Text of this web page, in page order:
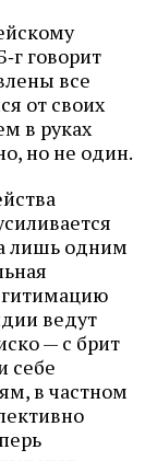
говорит
все
от своих
в руках
но не один.
лишь одним
ведут
— с брит
себе
в частном